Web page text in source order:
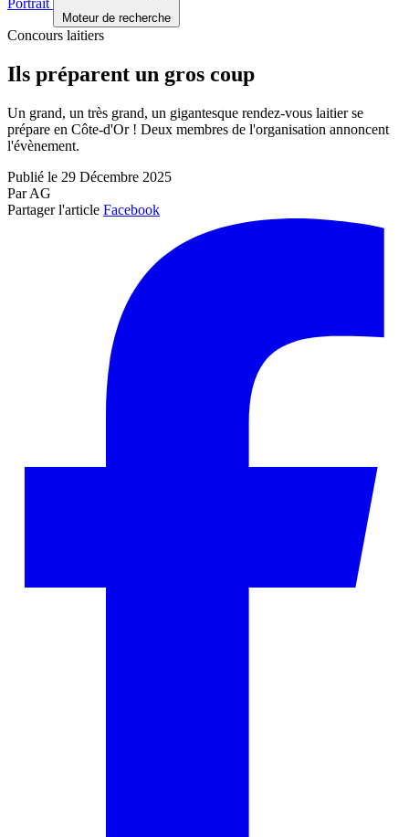
Portrait
Moteur de recherche
Concours laitiers
Ils préparent un gros coup
Un grand, un très grand, un gigantesque rendez-vous laitier se
prépare en Côte-d'Or ! Deux membres de l'organisation annoncent
l'évènement.
Publié le 29 Décembre 2025
Par AG
Partager l'article Facebook